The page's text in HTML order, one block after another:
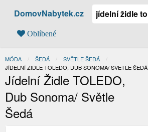
DomovNabytek.cz
Oblíbené
MÓDA ŠEDÁ
SVĚTLE ŠEDÁ
AKTUÁLNÍ:
JÍDELNÍ ŽIDLE TOLEDO, DUB SONOMA/ SVĚTLE ŠEDÁ
Jídelní Židle TOLEDO,
Dub Sonoma/ Světle
Šedá